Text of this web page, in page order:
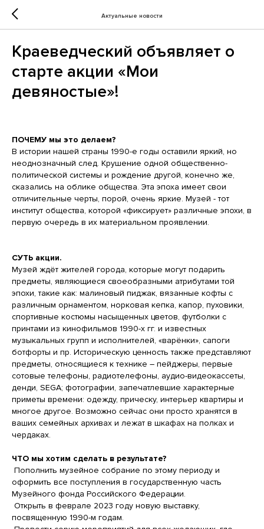
Актуальные новости
Краеведческий объявляет о
старте акции «Мои
девяностые»!
ПОЧЕМУ мы это делаем?
В истории нашей страны 1990-е годы оставили яркий, но
неоднозначный след. Крушение одной общественно-
политической системы и рождение другой, конечно же,
сказались на облике общества. Эта эпоха имеет свои
отличительные черты, порой, очень яркие. Музей - тот
институт общества, которой «фиксирует» различные эпохи, в
первую очередь в их материальном проявлении.
СУТЬ акции.
Музей ждёт жителей города, которые могут подарить
предметы, являющиеся своеобразными атрибутами той
эпохи, такие как: малиновый пиджак, вязанные кофты с
различным орнаментом, норковая кепка, капор, пуховики,
спортивные костюмы насыщенных цветов, футболки с
принтами из кинофильмов 1990-х гг. и известных
музыкальных групп и исполнителей, «варёнки», сапоги
ботфорты и пр. Историческую ценность также представляют
предметы, относящиеся к технике – пейджеры, первые
сотовые телефоны, радиотелефоны, аудио-видеокассеты,
денди, SEGA; фотографии, запечатлевшие характерные
приметы времени: одежду, прическу, интерьер квартиры и
многое другое. Возможно сейчас они просто хранятся в
ваших семейных архивах и лежат в шкафах на полках и
чердаках.
ЧТО мы хотим сделать в результате?
Пополнить музейное собрание по этому периоду и
оформить все поступления в государственную часть
Музейного фонда Российского Федерации.
Открыть в феврале 2023 году новую выставку,
посвященную 1990-м годам.